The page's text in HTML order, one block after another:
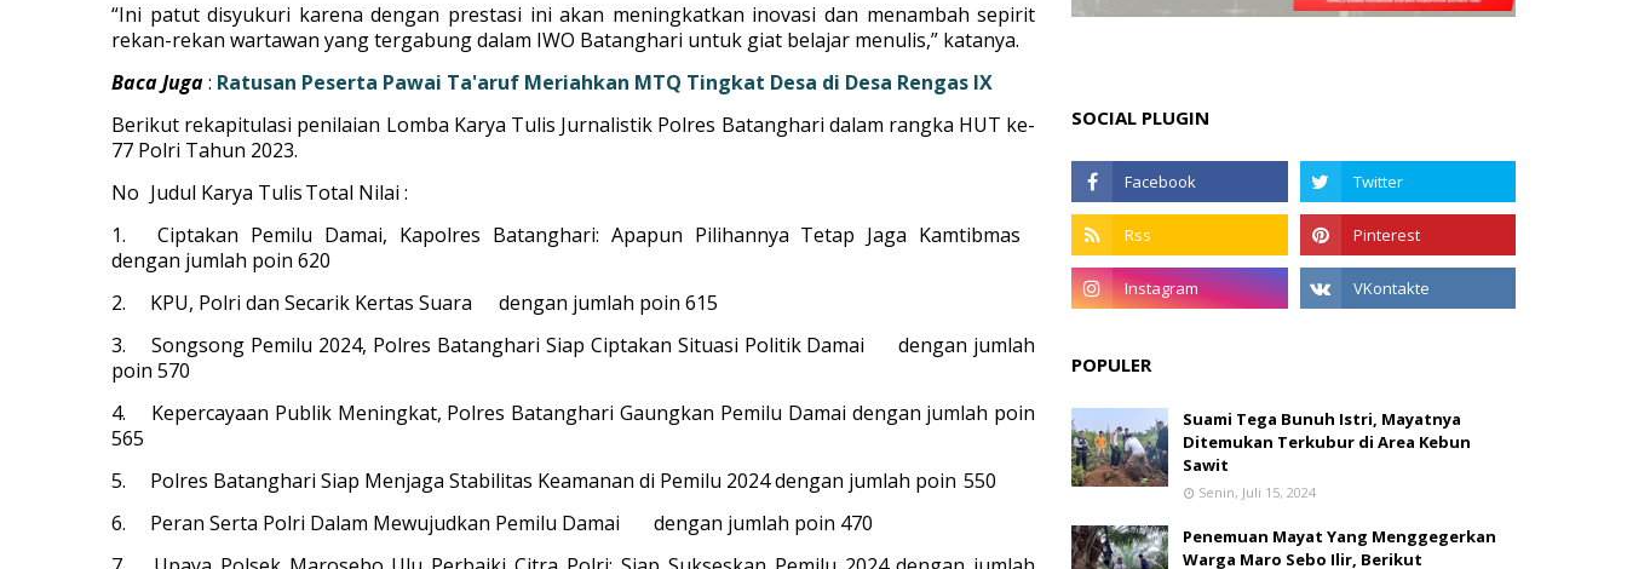
“Ini patut disyukuri karena dengan prestasi ini akan meningkatkan inovasi dan menambah sepirit
rekan-rekan wartawan yang tergabung dalam IWO Batanghari untuk giat belajar menulis,” katanya.
Baca Juga: Ratusan Peserta Pawai Ta'aruf Meriahkan MTQ Tingkat Desa di Desa Rengas IX
Berikut rekapitulasi penilaian Lomba Karya Tulis Jurnalistik Polres Batanghari dalam rangka HUT ke-
77 Polri Tahun 2023.
No Judul Karya TulisTotal Nilai :
1.
Ciptakan Pemilu Damai, Kapolres Batanghari: Apapun Pilihannya Tetap Jaga Kamtibmas
dengan jumlah poin 620
2.
KPU, Polri dan Secarik Kertas Suara
dengan jumlah poin 615
3.
Songsong Pemilu 2024, Polres Batanghari Siap Ciptakan Situasi Politik Damai
dengan jumlah
poin 570
4.
Kepercayaan Publik Meningkat, Polres Batanghari Gaungkan Pemilu Damai dengan jumlah poin
565
5.
Polres Batanghari Siap Menjaga Stabilitas Keamanan di Pemilu 2024 dengan jumlah poin 550
6.
Peran Serta Polri Dalam Mewujudkan Pemilu Damai
dengan jumlah poin 470
SOCIAL PLUGIN
POPULER
Suami Tega Bunuh Istri, Mayatnya
Ditemukan Terkubur di Area Kebun
Sawit
Senin, Juli 15, 2024
Penemuan Mayat Yang Menggegerkan
Warga Maro Sebo Ilir, Berikut